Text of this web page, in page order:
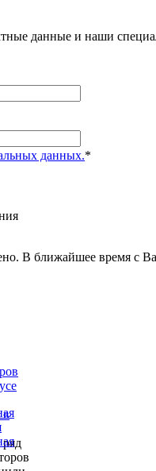
данные и наши
данных.*
В ближайшее время с
в